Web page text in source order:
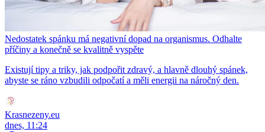
Nedostatek spánku má negativní dopad na organismus. Odhalte
příčiny a konečně se kvalitně vyspěte
Existují tipy a triky, jak podpořit zdravý, a hlavně dlouhý spánek,
abyste se ráno vzbudili odpočatí a měli energii na náročný den.
Krasnezeny.eu
dnes, 11:24